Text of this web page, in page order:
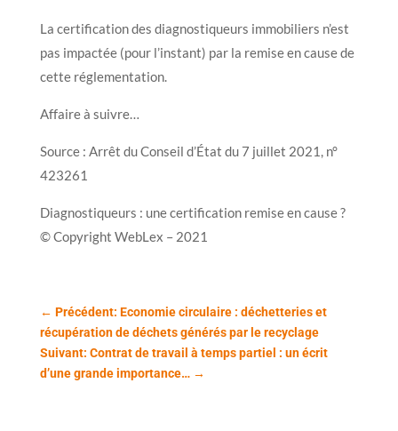
La certification des diagnostiqueurs immobiliers n’est
pas impactée (pour l’instant) par la remise en cause de
cette réglementation.
Affaire à suivre…
Source : Arrêt du Conseil d’État du 7 juillet 2021, n°
423261
Diagnostiqueurs : une certification remise en cause ?
© Copyright WebLex – 2021
← Précédent: Economie circulaire : déchetteries et
récupération de déchets générés par le recyclage
Suivant: Contrat de travail à temps partiel : un écrit
d’une grande importance…→